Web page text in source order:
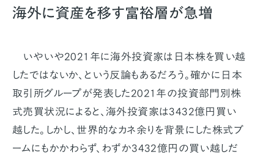
海外に資産を移す富裕層が急増
いやいや2021年に海外投資家は日本株を買い越
したではないか、という反論もあるだろう。確かに日本
取引所グループが発表した2021年の投資部門別株
式売買状況によると、海外投資家は3432億円買い
越した。しかし、世界的なカネ余りを背景にした株式ブ
ームにもかかわらず、わずか3432億円の買い越しだ